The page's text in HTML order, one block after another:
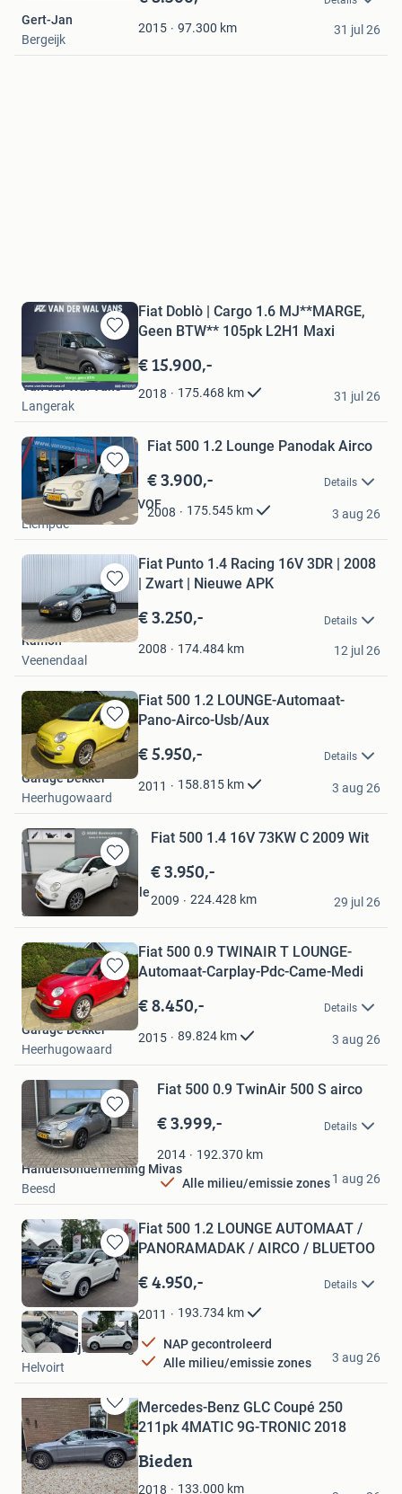
Favorieten2015 97.300 km
Gert-Jan
Bergeijk
31 jul 26
Bewaren
in
Mijn
Favorieten
Fiat Doblò | Cargo 1.6 MJ**MARGE,
Geen BTW** 105pk L2H1 Maxi
€ 15.900,-
2018 175.468 km
Van der Wal Vans
Langerak
31 jul 26
Bewaren
in
Mijn
Favorieten
Fiat 500 1.2 Lounge Panodak Airco
€ 3.900,- Details
2008 175.545 km
Van Oorschot Autos VOF
Liempde
3 aug 26
Bewaren
in
Mijn
Favorieten
Fiat Punto 1.4 Racing 16V 3DR | 2008
| Zwart | Nieuwe APK
€ 3.250,- Details
2008 174.484 km
Ramon
Veenendaal
12 jul 26
Bewaren
in
Mijn
Favorieten
Fiat 500 1.2 LOUNGE-Automaat-
Pano-Airco-Usb/Aux
€ 5.950,- Details
2011 158.815 km
Garage Dekker
Heerhugowaard
3 aug 26
Bewaren
in
Mijn
Favorieten
Fiat 500 1.4 16V 73KW C 2009 Wit
€ 3.950,-
2009 224.428 km
Sasse Bandencentrale
Sluiskil
29 jul 26
Bewaren
in
Mijn
Favorieten
Fiat 500 0.9 TWINAIR T LOUNGE-
Automaat-Carplay-Pdc-Came-Medi
€ 8.450,- Details
2015 89.824 km
Garage Dekker
Heerhugowaard
3 aug 26
Bewaren
in
Mijn
Favorieten
Fiat 500 0.9 TwinAir 500 S airco
€ 3.999,- Details
2014 192.370 km
Alle milieu/emissie zones
Handelsonderneming Mivas
Beesd
1 aug 26
Bewaren
in
Mijn
Favorieten
Fiat 500 1.2 LOUNGE AUTOMAAT /
PANORAMADAK / AIRCO / BLUETOO
€ 4.950,- Details
2011 193.734 km
NAP gecontroleerd
Alle milieu/emissie zones
Autobedrijf de Jong
Helvoirt
3 aug 26
Bewaren
in
Mijn
Favorieten
Mercedes-Benz GLC Coupé 250
211pk 4MATIC 9G-TRONIC 2018
Bieden
2018 133.000 km
Geralde